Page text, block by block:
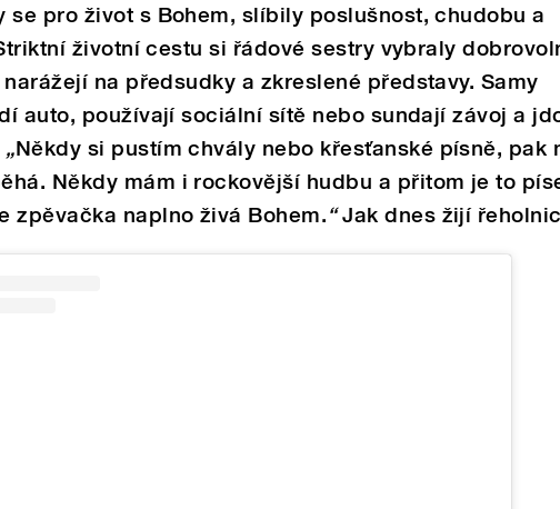
se pro život s Bohem, slíbily poslušnost, chudobu a
životní cestu si řádové sestry vybraly
na předsudky a zkreslené představy. Samy
auto, používají sociální sítě nebo sundají závoj a
„Někdy si pustím chvály nebo křesťanské písně, pak
Někdy mám i rockovější hudbu a přitom je to
zpěvačka naplno živá Bohem.“Jak dnes žijí